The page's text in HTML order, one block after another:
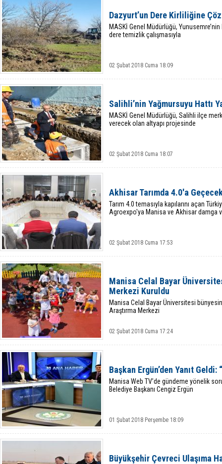
Dazyurt’un Dere Kirliliğine
MASKİ Genel Müdürlüğü,
dere temizlik çalışmasıyla
02 Şubat 2018 Cuma 18:09
Salihli’nin Yağmursuyu Hattı
MASKİ Genel Müdürlüğü, Salihli ilçe
verecek olan altyapı projesinde
02 Şubat 2018 Cuma 18:07
Akhisar Tarımda 4.0'a
Tarım 4.0 temasıyla kapılarını açan
Agroexpo'ya Manisa ve Akhisar damga
02 Şubat 2018 Cuma 17:53
Manisa Celal Bayar
Merkezi Kuruldu
Manisa Celal Bayar Üniversitesi
Araştırma Merkezi
02 Şubat 2018 Cuma 17:24
Başkan Ergün’den Yanıt Geldi:
Manisa Web TV’de gündeme yönelik
Belediye Başkanı Cengiz Ergün
01 Şubat 2018 Perşembe 18:09
Büyükşehir Çevreci Ulaşıma